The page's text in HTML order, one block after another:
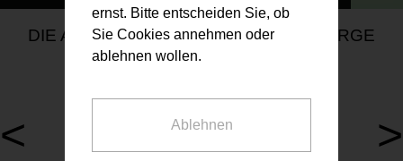
DIE AKTUELLEN RAIFFEISEN VORSORGE
MIETWOHNUNGEN
< >
ernst. Bitte entscheiden Sie, ob
Sie Cookies annehmen oder
ablehnen wollen.
Ablehnen